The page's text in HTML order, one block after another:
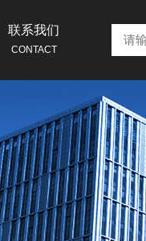
联系我们
CONTACT